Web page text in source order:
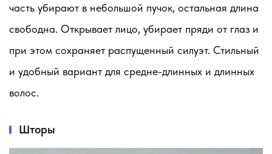
часть убирают в небольшой пучок, остальная длина
свободна. Открывает лицо, убирает пряди от глаз и
при этом сохраняет распущенный силуэт. Стильный
и удобный вариант для средне-длинных и длинных
волос.
Шторы